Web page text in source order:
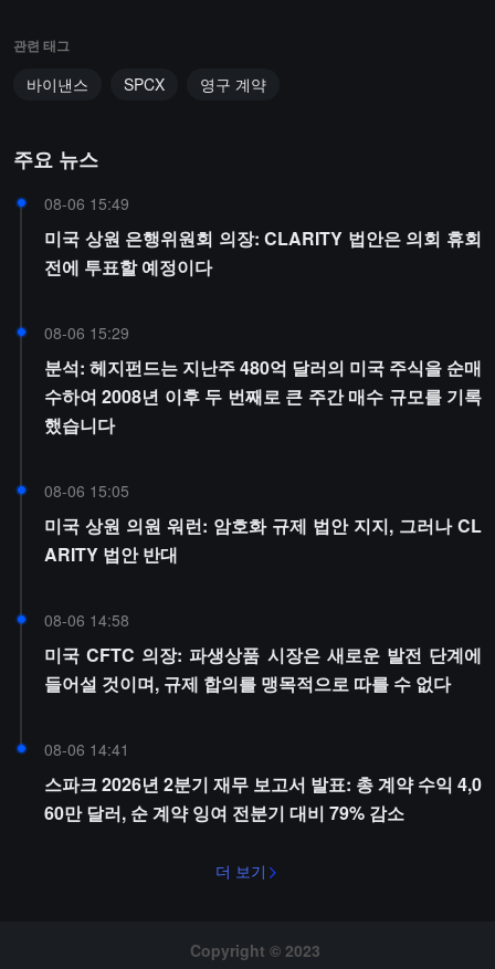
관련 태그
바이낸스 SPCX 영구 계약
주요 뉴스
08-06 15:49
미국 상원 은행위원회 의장: CLARITY 법안은 의회 휴회
전에 투표할 예정이다
08-06 15:29
분석: 헤지펀드는 지난주 480억 달러의 미국 주식을 순매
수하여 2008년 이후 두 번째로 큰 주간 매수 규모를 기록
했습니다
08-06 15:05
미국 상원 의원 워런: 암호화 규제 법안 지지, 그러나 CL
ARITY 법안 반대
08-06 14:58
미국 CFTC 의장: 파생상품 시장은 새로운 발전 단계에
들어설 것이며, 규제 합의를 맹목적으로 따를 수 없다
08-06 14:41
스파크 2026년 2분기 재무 보고서 발표: 총 계약 수익 4,0
60만 달러, 순 계약 잉여 전분기 대비 79% 감소
더 보기
Copyright © 2023